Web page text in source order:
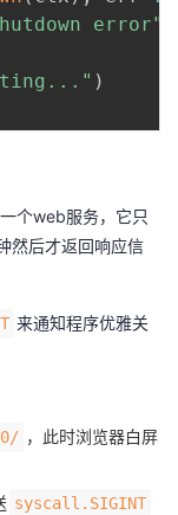
error"
)
个web服务，它只
然后才返回响应信
来通知程序优雅关
，此时浏览器白屏
syscall.SIGINT